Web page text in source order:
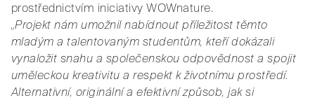
prostřednictvím iniciativy WOWnature.
„Projekt nám umožnil nabídnout příležitost těmto
mladým a talentovaným studentům, kteří dokázali
vynaložit snahu a společenskou odpovědnost a spojit
uměleckou kreativitu a respekt k životnímu prostředí.
Alternativní, originální a efektivní způsob, jak si